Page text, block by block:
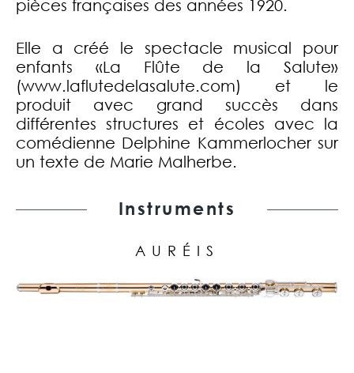
pièces françaises des années 1920.
Elle a créé le spectacle musical pour
enfants «La Flûte de la Salute»
(www.laflutedelasalute.com) et le
produit avec grand succès dans
différentes structures et écoles avec la
comédienne Delphine Kammerlocher sur
un texte de Marie Malherbe.
Instruments
AURÉIS